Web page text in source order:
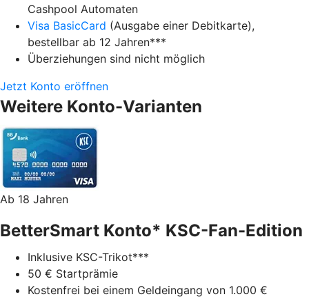
Cashpool Automaten
Visa BasicCard (Ausgabe einer Debitkarte),
bestellbar ab 12 Jahren***
Überziehungen sind nicht möglich
Jetzt Konto eröffnen
Weitere Konto-Varianten
Ab 18 Jahren
BetterSmart Konto* KSC-Fan-Edition
Inklusive KSC-Trikot***
50 € Startprämie
Kostenfrei bei einem Geldeingang von 1.000 €